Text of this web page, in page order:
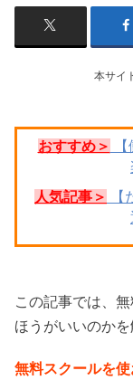
本サイ
おすすめ＞
人気記事＞
【
この記事では、
ほうがいいのかを
無料スクールを